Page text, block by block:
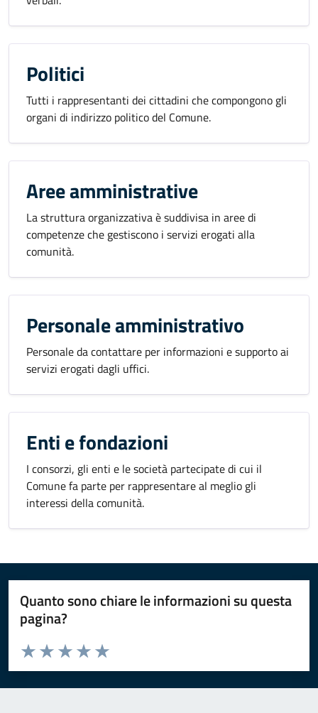
Politici
Tutti i rappresentanti dei cittadini che compongono gli
organi di indirizzo politico del Comune.
Aree amministrative
La struttura organizzativa è suddivisa in aree di
competenze che gestiscono i servizi erogati alla
comunità.
Personale amministrativo
Personale da contattare per informazioni e supporto ai
servizi erogati dagli uffici.
Enti e fondazioni
I consorzi, gli enti e le società partecipate di cui il
Comune fa parte per rappresentare al meglio gli
interessi della comunità.
Quanto sono chiare le informazioni su questa
pagina?
Valuta da 1 a 5 stelle la pagina
Valuta 5 stelle su 5
Valuta 4 stelle su 5
Valuta 3 stelle su 5
Valuta 2 stelle su 5
Valuta 1 stelle su 5